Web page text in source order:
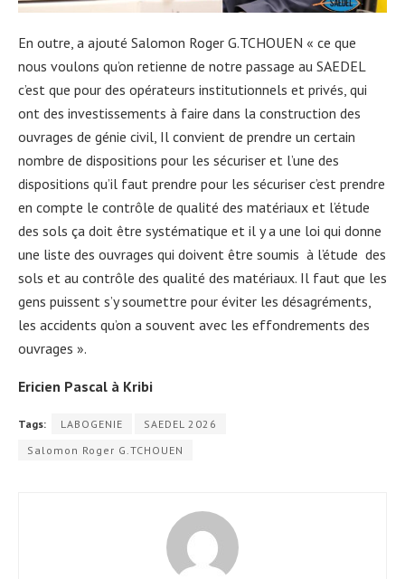
En outre, a ajouté Salomon Roger G.TCHOUEN « ce que
nous voulons qu’on retienne de notre passage au SAEDEL
c’est que pour des opérateurs institutionnels et privés, qui
ont des investissements à faire dans la construction des
ouvrages de génie civil, Il convient de prendre un certain
nombre de dispositions pour les sécuriser et l’une des
dispositions qu’il faut prendre pour les sécuriser c’est prendre
en compte le contrôle de qualité des matériaux et l’étude
des sols ça doit être systématique et il y a une loi qui donne
une liste des ouvrages qui doivent être soumis à l’étude des
sols et au contrôle des qualité des matériaux. Il faut que les
gens puissent s’y soumettre pour éviter les désagréments,
les accidents qu’on a souvent avec les effondrements des
ouvrages ».
Ericien Pascal à Kribi
Tags: LABOGENIE
SAEDEL 2026
Salomon Roger G.TCHOUEN